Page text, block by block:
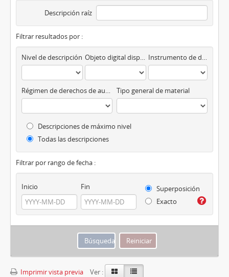
Descripción raíz
Filtrar resultados por :
Nivel de descripción Objeto digital disponibles Instrumento de descripción
Régimen de derechos de autor Tipo general de material
Descripciones de máximo nivel
Todas las descripciones
Filtrar por rango de fecha :
Inicio Fin
Superposición
Exacto
Imprimir vista previa
Ver :